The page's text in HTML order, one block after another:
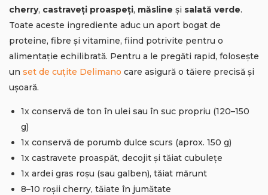
cherry, castraveți proaspeți, măsline și salată verde.
Toate aceste ingrediente aduc un aport bogat de
proteine, fibre și vitamine, fiind potrivite pentru o
alimentație echilibrată. Pentru a le pregăti rapid, folosește
un set de cuțite Delimano care asigură o tăiere precisă și
ușoară.
1x conservă de ton în ulei sau în suc propriu (120–150
g)
1x conservă de porumb dulce scurs (aprox. 150 g)
1x castravete proaspăt, decojit și tăiat cubulețe
1x ardei gras roșu (sau galben), tăiat mărunt
8–10 roșii cherry, tăiate în jumătate